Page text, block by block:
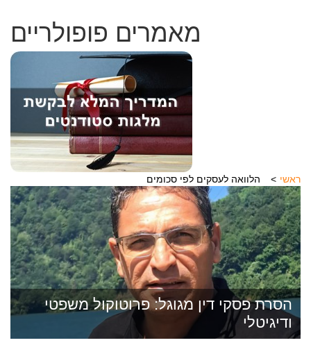
מאמרים פופולריים
ראשי הלוואה לעסקים לפי סכומים
הסרת פסקי דין מגוגל: פרוטוקול משפטי
ודיגיטלי